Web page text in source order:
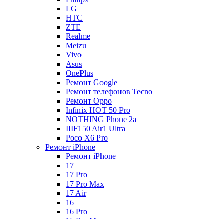
LG
HTC
ZTE
Realme
Meizu
Vivo
Asus
OnePlus
Ремонт Google
Ремонт телефонов Tecno
Ремонт Oppo
Infinix HOT 50 Pro
NOTHING Phone 2a
IIIF150 Air1 Ultra
Poco X6 Pro
Ремонт iPhone
Ремонт iPhone
17
17 Pro
17 Pro Max
17 Air
16
16 Pro